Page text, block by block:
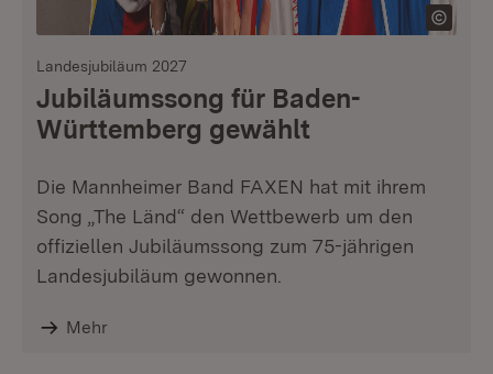
Landesjubiläum 2027
Jubiläumssong für Baden-
Württemberg gewählt
Die Mannheimer Band FAXEN hat mit ihrem
Song „The Länd“ den Wettbewerb um den
offiziellen Jubiläumssong zum 75-jährigen
Landesjubiläum gewonnen.
Mehr